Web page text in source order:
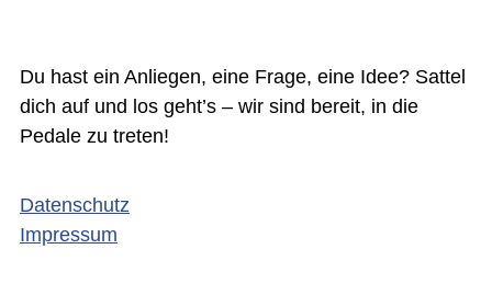
Du hast ein Anliegen, eine Frage, eine Idee? Sattel
dich auf und los geht’s – wir sind bereit, in die
Pedale zu treten!
Datenschutz
Impressum